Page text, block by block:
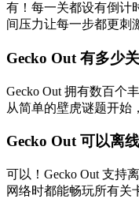
有！每一关都设有倒计
间压力让每一步都更刺
Gecko Out 有多少
Gecko Out 拥有数百个
从简单的壁虎谜题开始
Gecko Out 可以离
可以！Gecko Out 支持
网络时都能畅玩所有关